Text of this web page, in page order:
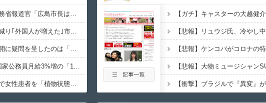
【平和宣言を非難】ロシア外務省報道官「広島市長は『偽りの呪文』繰り返している」
【急いで引っ越せ】日本人が減り｢外国人が増えた｣市区町村ランキングｷﾀ━━!
沖縄県の玉城デニー知事、公開に疑問を呈したのは「報道機関による公開ではなく、公開タイミングなどに対するものだった」とよくわからない説明
【速報】人事院、2年連続で国家公務員月給3%増の「1万5056円」引き上げ勧告 2年で6%超え
【速報】京大病院、手術ミスで女性患者を「植物状態」にしてしまう・・・